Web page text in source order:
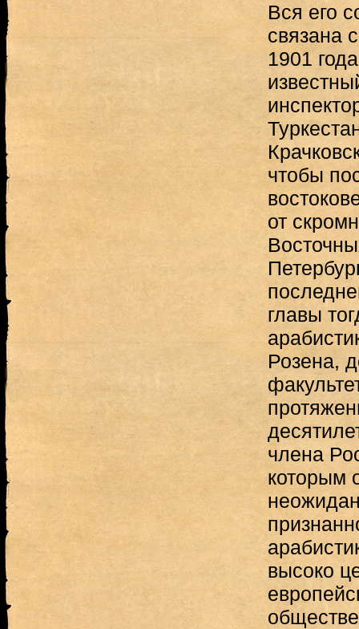
Вся его
связана
1901
чтобы
от
главы
Розена,
члена
которым
высоко